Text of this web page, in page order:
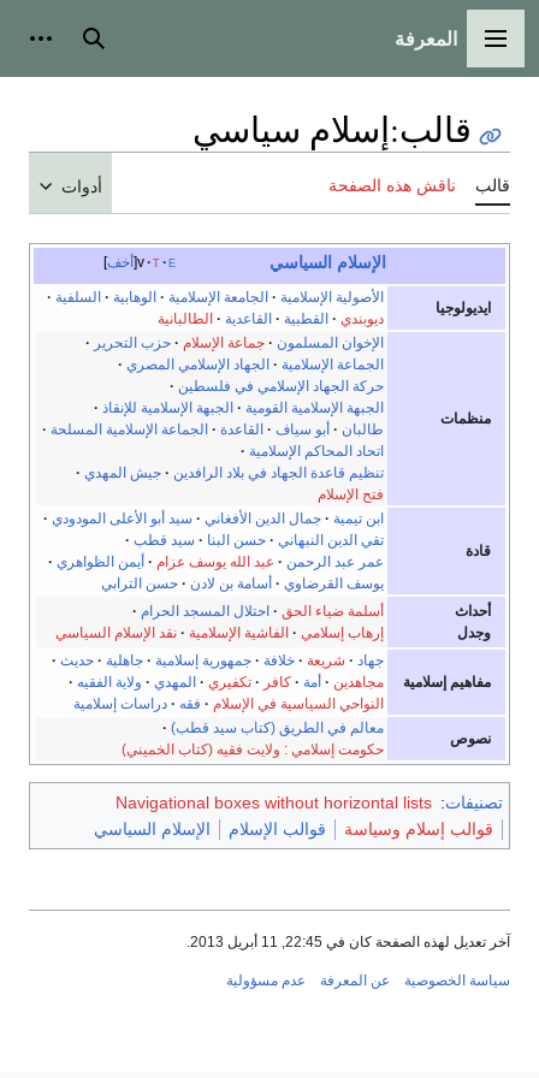
القائمة الرئيسية
المعرفة بحث
قالب:إسلام سياسي
قالب ناقش هذه الصفحة أدوات
أخف v t e الإسلام السياسي
ايديولوجيا
الأصولية الإسلامية · الجامعة الإسلامية · الوهابية · السلفية ·
ديوبندي · القطبية · القاعدية · الطالبانية
منظمات
الإخوان المسلمون · جماعة الإسلام · حزب التحرير ·
الجماعة الإسلامية · الجهاد الإسلامي المصري ·
حركة الجهاد الإسلامي في فلسطين ·
الجبهة الإسلامية القومية · الجبهة الإسلامية للإنقاذ ·
طالبان · أبو سياف · القاعدة · الجماعة الإسلامية المسلحة ·
اتحاد المحاكم الإسلامية ·
تنظيم قاعدة الجهاد في بلاد الرافدين · جيش المهدي ·
فتح الإسلام
قادة
ابن تيمية · جمال الدين الأفغاني · سيد أبو الأعلى المودودي ·
تقي الدين النبهاني · حسن البنا · سيد قطب ·
عمر عبد الرحمن · عبد الله يوسف عزام · أيمن الظواهري ·
يوسف القرضاوي · أسامة بن لادن · حسن الترابي
أحداث
وجدل
أسلمة ضياء الحق · احتلال المسجد الحرام ·
إرهاب إسلامي · الفاشية الإسلامية · نقد الإسلام السياسي
مفاهيم إسلامية
جهاد · شريعة · خلافة · جمهورية إسلامية · جاهلية · حديث ·
مجاهدين · أمة · كافر · تكفيري · المهدي · ولاية الفقيه ·
النواحي السياسية في الإسلام · فقه · دراسات إسلامية
نصوص
معالم في الطريق (كتاب سيد قطب) ·
حكومت إسلامي : ولايت فقيه (كتاب الخميني)
تصنيفات:
Navigational boxes without horizontal lists
قوالب إسلام وسياسة
قوالب الإسلام الإسلام السياسي
آخر تعديل لهذه الصفحة كان في 22:45, 11 أبريل 2013.
سياسة الخصوصية عن المعرفة عدم مسؤولية